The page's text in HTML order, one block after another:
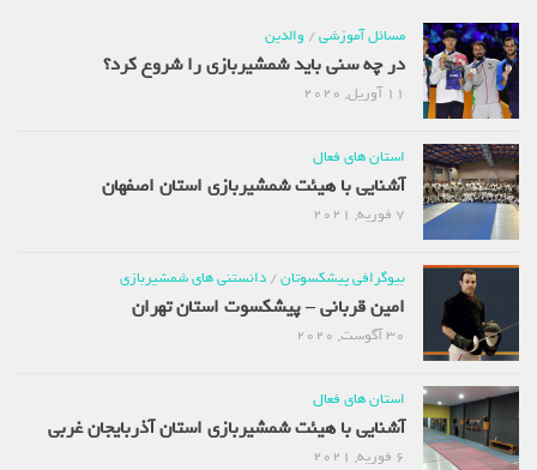
مسائل آموزشی/والدین
در چه سنی باید شمشیربازی را شروع کرد؟
استان های فعال
آشنایی با هیئت شمشیربازی استان اصفهان
بیوگرافی پیشکسوتان/دانستنی های شمشیربازی
امین قربانی – پیشکسوت استان تهران
استان های فعال
آشنایی با هیئت شمشیربازی استان آذربایجان غربی